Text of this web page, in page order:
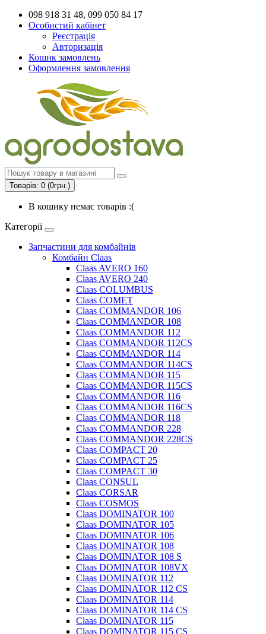
098 918 31 48, 099 050 84 17
Особистий кабінет
Реєстрація
Авторизація
Кошик замовлень
Оформлення замовлення
Товарів: 0 (0грн.)
В кошику немає товарів :(
Категорії
Запчастини для комбайнів
Комбайн Claas
Claas AVERO 160
Claas AVERO 240
Claas COLUMBUS
Claas COMET
Claas COMMANDOR 106
Claas COMMANDOR 108
Claas COMMANDOR 112
Claas COMMANDOR 112CS
Claas COMMANDOR 114
Claas COMMANDOR 114CS
Claas COMMANDOR 115
Claas COMMANDOR 115CS
Claas COMMANDOR 116
Claas COMMANDOR 116CS
Claas COMMANDOR 118
Claas COMMANDOR 228
Claas COMMANDOR 228CS
Claas COMPACT 20
Claas COMPACT 25
Claas COMPACT 30
Claas CONSUL
Claas CORSAR
Claas COSMOS
Claas DOMINATOR 100
Claas DOMINATOR 105
Claas DOMINATOR 106
Claas DOMINATOR 108
Claas DOMINATOR 108 S
Claas DOMINATOR 108VX
Claas DOMINATOR 112
Claas DOMINATOR 112 CS
Claas DOMINATOR 114
Claas DOMINATOR 114 CS
Claas DOMINATOR 115
Claas DOMINATOR 115 CS